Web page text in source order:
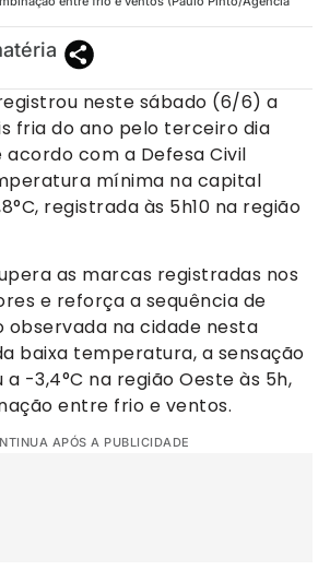
neste sábado (6/6) a
fria do ano pelo terceiro dia
acordo com a Defesa Civil
mínima na capital
registrada às 5h10 na região
as marcas registradas nos
e reforça a sequência de
observada na cidade nesta
baixa temperatura, a sensação
-3,4°C na região Oeste às 5h,
entre frio e ventos.
APÓS A PUBLICIDADE